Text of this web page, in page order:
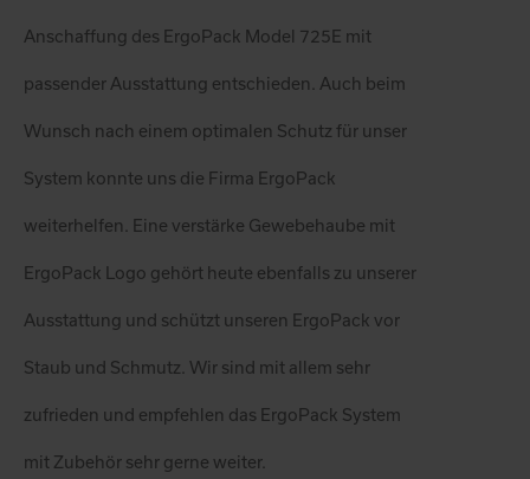
Anschaffung des ErgoPack Model 725E mit
passender Ausstattung entschieden. Auch beim
Wunsch nach einem optimalen Schutz für unser
System konnte uns die Firma ErgoPack
weiterhelfen. Eine verstärke Gewebehaube mit
ErgoPack Logo gehört heute ebenfalls zu unserer
Ausstattung und schützt unseren ErgoPack vor
Staub und Schmutz. Wir sind mit allem sehr
zufrieden und empfehlen das ErgoPack System
mit Zubehör sehr gerne weiter.